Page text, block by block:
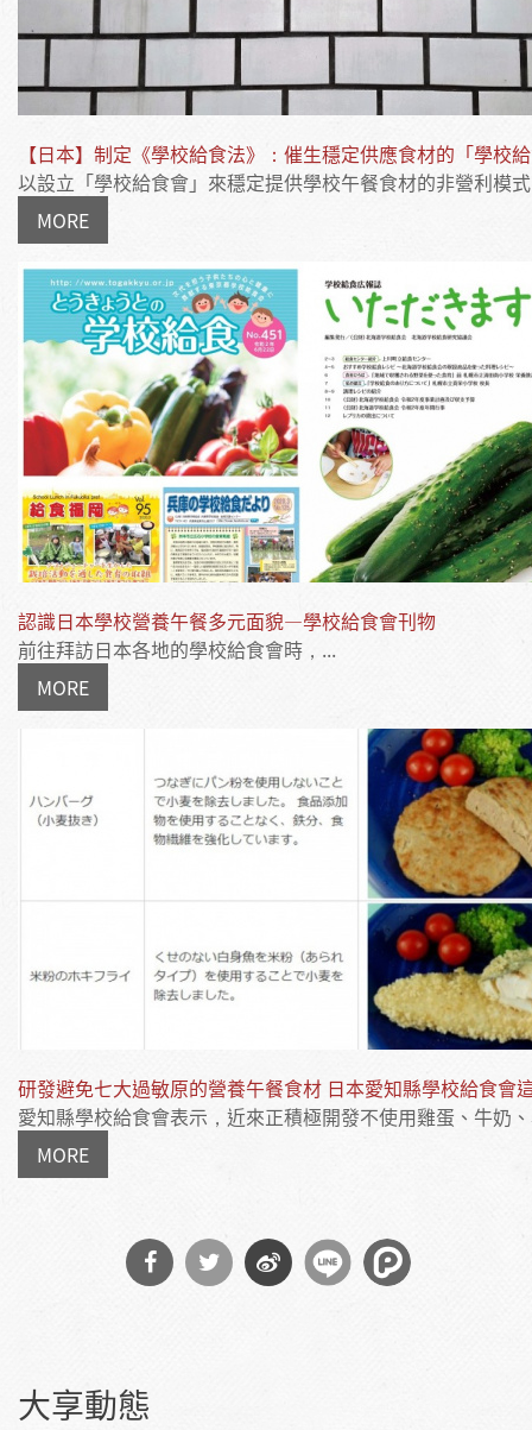
【日本】制定《學校給食法》：催生穩定供應食材的「學校
以設立「學校給食會」來穩定提供學校午餐食材的非營利模
MORE
認識日本學校營養午餐多元面貌—學校給食會刊物
前往拜訪日本各地的學校給食會時，...
MORE
研發避免七大過敏原的營養午餐食材 日本愛知縣學校給食會
愛知縣學校給食會表示，近來正積極開發不使用雞蛋、牛奶
MORE
Facebook
大享動態